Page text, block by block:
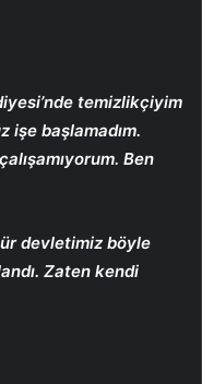
temizlikçiyim
işe başlamadım.
Ben
devletimiz böyle
Zaten kendi